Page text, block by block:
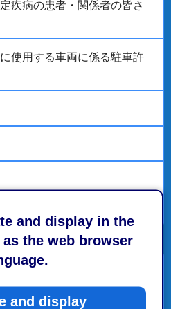
and display in the
the web browser
and display
疾病の患者・関係者の皆さ
使用する車両に係る駐車許
ています。